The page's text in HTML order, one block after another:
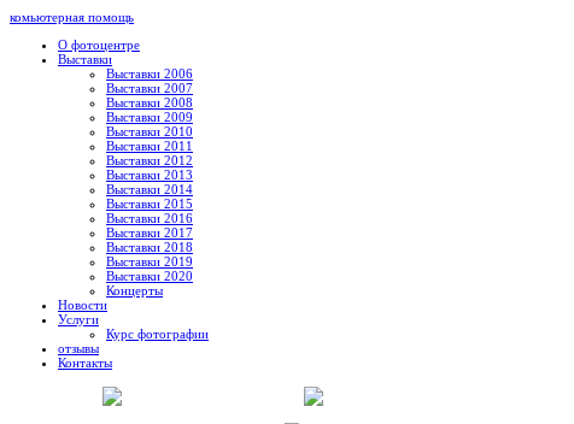
комьютерная помощь
О фотоцентре
Выставки
Выставки 2006
Выставки 2007
Выставки 2008
Выставки 2009
Выставки 2010
Выставки 2011
Выставки 2012
Выставки 2013
Выставки 2014
Выставки 2015
Выставки 2016
Выставки 2017
Выставки 2018
Выставки 2019
Выставки 2020
Концерты
Новости
Услуги
Курс фотографии
отзывы
Контакты